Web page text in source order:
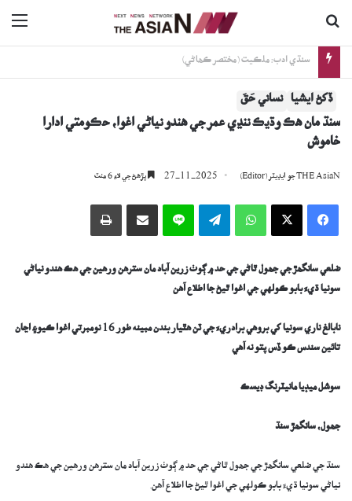
سنڌي ادب: ملڪيت (مختصر ڪھاڻي)
ڏکڻ ايشيا نساني حَقَ
سنڌ مان ھڪ وڌيڪ ننڍي عمر جي ھندو نياڻي اغوا، حڪومتي ادارا
خاموش
THE AsiaN جو ايڊيٽر (Editor) 27-11-2025 پڙھڻ جي لاءِ 6 منٽ
Facebook
X
WhatsApp
Telegram
Line اي ميل وسيلي ونڊيو پرنٽ
ضلعي سانگھڙ جي جھول ٿاڻي جي حد ۾ ڳوٺ زرين آباد مان سترھن ورھين جي ھڪ ھندو نياڻي
سونيا ڌيءَ بابو ڪولهي جي اغوا ٿيڻ جا اطلاع آھن
نابالغ ناري سونيا کي بروهي برادريءَ جي ٽن هٿيار بندن مبينه طور 16 نومبرتي اغوا ڪيو۽ اڃان
تائين سندس ڪو ڏس پتو نه آهي
سوشل ميڊيا مانيٽرنگ ڊيسڪ
جھول، سانگھڙ سنڌ
سنڌ جي ضلعي سانگھڙ جي جھول ٿاڻي جي حد ۾ ڳوٺ زرين آباد مان سترھن ورھين جي ھڪ ھندو
نياڻي سونيا ڌيءَ بابو ڪولهي جي اغوا ٿيڻ جا اطلاع آھن.